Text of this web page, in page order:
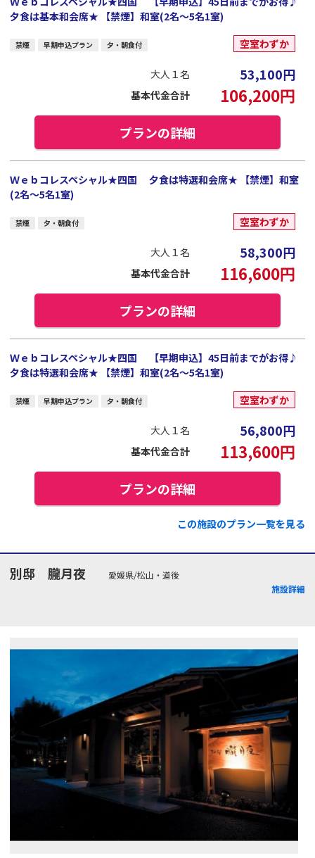
夕食は基本和会席★ 【禁煙】和室(2名～5名1室)
禁煙 早期申込プラン 夕・朝食付 空室わずか
大人１名 53,100円
基本代金合計 106,200円
プランの詳細
Ｗｅｂコレスペシャル★四国 夕食は特選和会席★ 【禁煙】和室
(2名～5名1室)
禁煙 夕・朝食付 空室わずか
大人１名 58,300円
基本代金合計 116,600円
プランの詳細
Ｗｅｂコレスペシャル★四国 【早期申込】45日前までがお得♪
夕食は特選和会席★ 【禁煙】和室(2名～5名1室)
禁煙 早期申込プラン 夕・朝食付 空室わずか
大人１名 56,800円
基本代金合計 113,600円
プランの詳細
この施設のプラン一覧を見る
別邸 朧月夜
愛媛県/松山・道後
施設詳細